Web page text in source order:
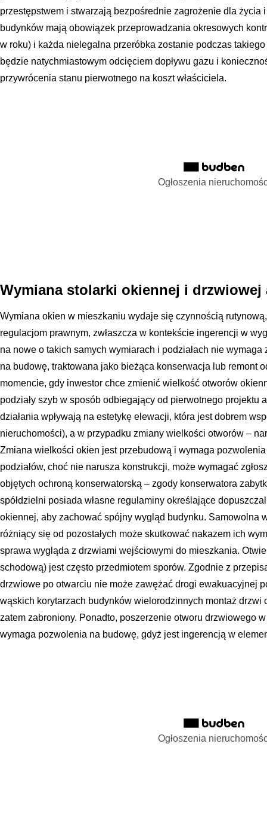
przestępstwem i stwarzają bezpośrednie zagrożenie dla życia
budynków mają obowiązek przeprowadzania okresowych
w roku) i każda nielegalna przeróbka zostanie podczas
będzie natychmiastowym odcięciem dopływu gazu i
przywrócenia stanu pierwotnego na koszt właściciela.
Ogłoszenia
Wymiana stolarki okiennej i drzwiowej
Wymiana okien w mieszkaniu wydaje się czynnością
regulacjom prawnym, zwłaszcza w kontekście ingerencji w
na nowe o takich samych wymiarach i podziałach nie
na budowę, traktowana jako bieżąca konserwacja lub remont
momencie, gdy inwestor chce zmienić wielkość otworów
podziały szyb w sposób odbiegający od pierwotnego projektu
działania wpływają na estetykę elewacji, która jest dobrem
nieruchomości), a w przypadku zmiany wielkości otworów –
Zmiana wielkości okien jest przebudową i wymaga
podziałów, choć nie narusza konstrukcji, może wymagać
objętych ochroną konserwatorską – zgody konserwatora
spółdzielni posiada własne regulaminy określające
okiennej, aby zachować spójny wygląd budynku. Samowolna
różniący się od pozostałych może skutkować nakazem ich
sprawa wygląda z drzwiami wejściowymi do mieszkania.
schodową) jest często przedmiotem sporów. Zgodnie z
drzwiowe po otwarciu nie może zawężać drogi ewakuacyjnej
wąskich korytarzach budynków wielorodzinnych montaż drzwi
zatem zabroniony. Ponadto, poszerzenie otworu drzwiowego
wymaga pozwolenia na budowę, gdyż jest ingerencją w
Ogłoszenia